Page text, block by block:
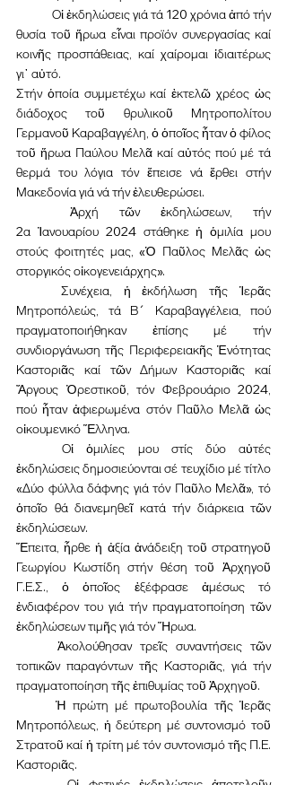
θυσία τοῦ ἥρωα εἶναι προϊόν συνεργασίας καί
κοινῆς προσπάθειας, καί χαίρομαι ἰδιαιτέρως
γι᾽ αὐτό.
Στήν ὁποία συμμετέχω καί ἐκτελῶ χρέος ὡς
διάδοχος τοῦ θρυλικοῦ Μητροπολίτου
Γερμανοῦ Καραβαγγέλη, ὁ ὁποῖος ἦταν ὁ φίλος
τοῦ ἥρωα Παύλου Μελᾶ καί αὐτός πού μέ τά
θερμά του λόγια τόν ἔπεισε νά ἔρθει στήν
Μακεδονία γιά νά τήν ἐλευθερώσει.
2α Ἰανουαρίου 2024 στάθηκε ἡ ὁμιλία μου
στούς φοιτητές μας, «Ὁ Παῦλος Μελᾶς ὡς
στοργικός οἰκογενειάρχης».
Μητροπόλεώς, τά Β´ Καραβαγγέλεια, πού
πραγματοποιήθηκαν ἐπίσης μέ τήν
συνδιοργάνωση τῆς Περιφερειακῆς Ἑνότητας
Καστοριᾶς καί τῶν Δήμων Καστοριᾶς καί
Ἄργους Ὀρεστικοῦ, τόν Φεβρουάριο 2024,
πού ἦταν ἀφιερωμένα στόν Παῦλο Μελᾶ ὡς
οἰκουμενικό Ἕλληνα.
	Οἱ ὁμιλίες μου στίς δύο αὐτές
ἐκδηλώσεις δημοσιεύονται σέ τευχίδιο μέ τίτλο
«Δύο φύλλα δάφνης γιά τόν Παῦλο Μελᾶ», τό
ὁποῖο θά διανεμηθεῖ κατά τήν διάρκεια τῶν
ἐκδηλώσεων.
Ἔπειτα, ἦρθε ἡ ἀξία ἀνάδειξη τοῦ στρατηγοῦ
Γεωργίου Κωστίδη στήν θέση τοῦ Ἀρχηγοῦ
Γ.Ε.Σ., ὁ ὁποῖος ἐξέφρασε ἀμέσως τό
ἐνδιαφέρον του γιά τήν πραγματοποίηση τῶν
ἐκδηλώσεων τιμῆς γιά τόν Ἥρωα.
τοπικῶν παραγόντων τῆς Καστοριᾶς, γιά τήν
πραγματοποίηση τῆς ἐπιθυμίας τοῦ Ἀρχηγοῦ.
	Ἡ πρώτη μέ πρωτοβουλία τῆς Ἱερᾶς
Μητροπόλεως, ἡ δεύτερη μέ συντονισμό τοῦ
Στρατοῦ καί ἡ τρίτη μέ τόν συντονισμό τῆς Π.Ε.
Καστοριᾶς.